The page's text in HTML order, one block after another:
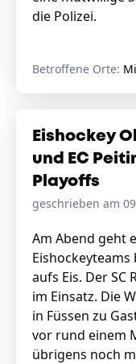
die Polizei.
Betroffene Orte:
Eishockey
und EC
Playoffs
geschrieben am
Am Abend geht
aufs Eis. Der SC
im Einsatz. Die
in Füssen zu
vor rund einem
übrigens noch